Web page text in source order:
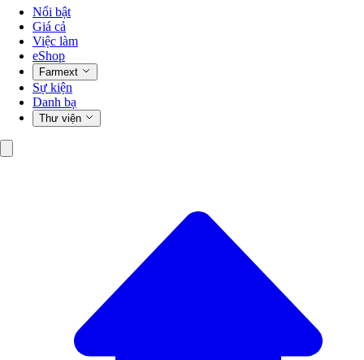
Nổi bật
Giá cả
Việc làm
eShop
Farmext
Sự kiện
Danh bạ
Thư viện